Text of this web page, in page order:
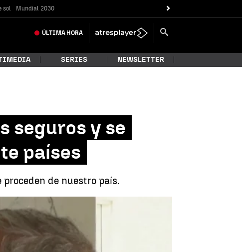
sol Mundial 2030
ÚLTIMA HORA
SERIES NEWSLETTER
seguros y se
países
de nuestro país.
las restricciones de otros siete países |